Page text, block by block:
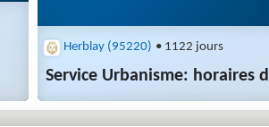
Herblay (95220) • 1122 jours
Service Urbanisme: horaires